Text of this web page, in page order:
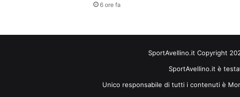
6 ore fa
SportAvellino.it Copyright
SportAvellino.it è
Unico responsabile di tutti i contenuti è